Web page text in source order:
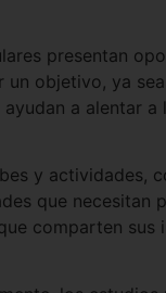
presentan
un objetivo, ya
a alentar
y actividades,
que
comparten sus